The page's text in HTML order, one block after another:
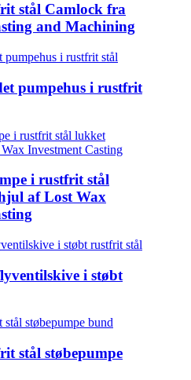
stål Camlock fra
and Machining
pumpehus i rustfrit
i rustfrit stål
af Lost Wax
i støbt
stål støbepumpe